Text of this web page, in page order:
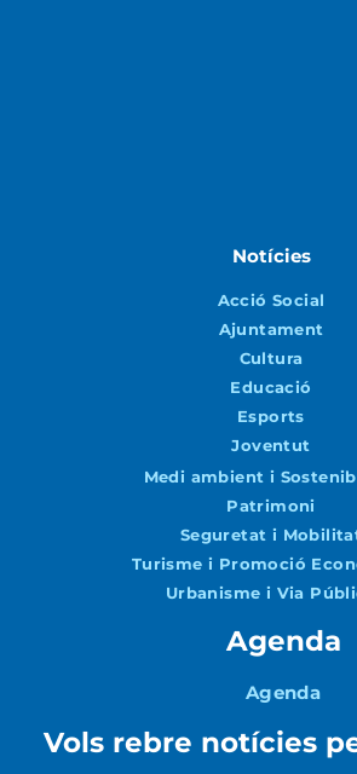
Notícies
Acció Social
Ajuntament
Cultura
Educació
Esports
Joventut
Medi ambient i
Patrimoni
Seguretat i
Turisme i Promoció
Urbanisme i Via
Agenda
Agenda
Vols rebre notícies